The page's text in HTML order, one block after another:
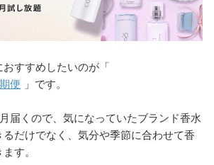
すすめしたいのが「
便 」です。
届くので、気になっていたブランド香水
だけでなく、気分や季節に合わせて香
す。